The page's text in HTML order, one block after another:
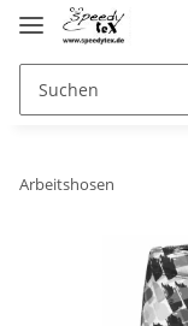
Arbeitshosen